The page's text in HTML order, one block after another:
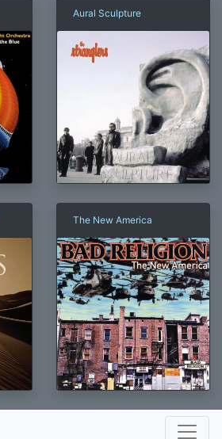
Aural Sculpture
The New America
×